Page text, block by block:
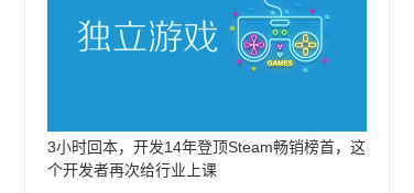
3小时回本，开发14年登顶Steam畅销榜首，这
个开发者再次给行业上课